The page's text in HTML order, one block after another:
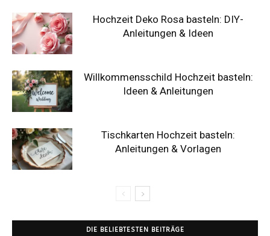
Hochzeit Deko Rosa basteln: DIY-
Anleitungen & Ideen
Willkommensschild Hochzeit basteln:
Ideen & Anleitungen
Tischkarten Hochzeit basteln:
Anleitungen & Vorlagen
DIE BELIEBTESTEN BEITRÄGE